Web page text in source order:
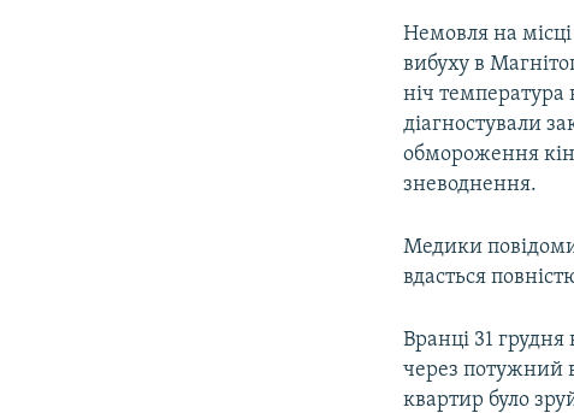
Немовля на
вибуху в
ніч температура
діагностували
обмороження
зневоднення.
Медики
вдасться
Вранці 31 грудня
через потужний
квартир було